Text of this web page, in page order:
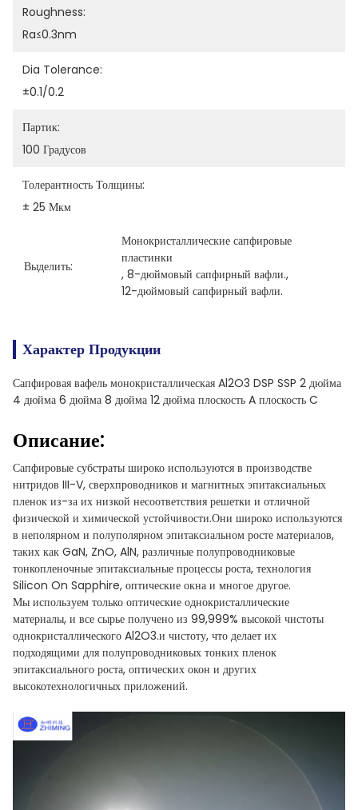
Roughness:
Ra≤0.3nm
Dia Tolerance:
±0.1/0.2
Партик:
100 Градусов
Толерантность Толщины:
± 25 Мкм
Выделить:
Монокристаллические сапфировые
пластинки
, 8-дюймовый сапфирный вафли.,
12-дюймовый сапфирный вафли.
Характер Продукции
Сапфировая вафель монокристаллическая Al2O3 DSP SSP 2 дюйма
4 дюйма 6 дюйма 8 дюйма 12 дюйма плоскость A плоскость C
Описание:
Сапфировые субстраты широко используются в производстве
нитридов III-V, сверхпроводников и магнитных эпитаксиальных
пленок из-за их низкой несоответствия решетки и отличной
физической и химической устойчивости.Они широко используются
в неполярном и полуполярном эпитаксиальном росте материалов,
таких как GaN, ZnO, AlN, различные полупроводниковые
тонкопленочные эпитаксиальные процессы роста, технология
Silicon On Sapphire, оптические окна и многое другое.
Мы используем только оптические однокристаллические
материалы, и все сырье получено из 99,999% высокой чистоты
однокристаллического Al2O3.и чистоту, что делает их
подходящими для полупроводниковых тонких пленок
эпитаксиального роста, оптических окон и других
высокотехнологичных приложений.